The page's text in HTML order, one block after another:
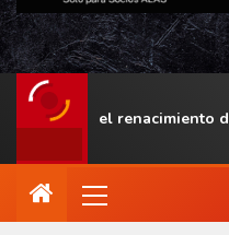
el renacimiento del